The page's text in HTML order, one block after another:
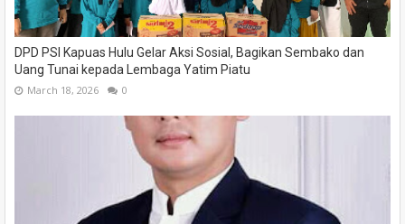
DPD PSI Kapuas Hulu Gelar Aksi Sosial, Bagikan Sembako dan
Uang Tunai kepada Lembaga Yatim Piatu
March 18, 2026 0